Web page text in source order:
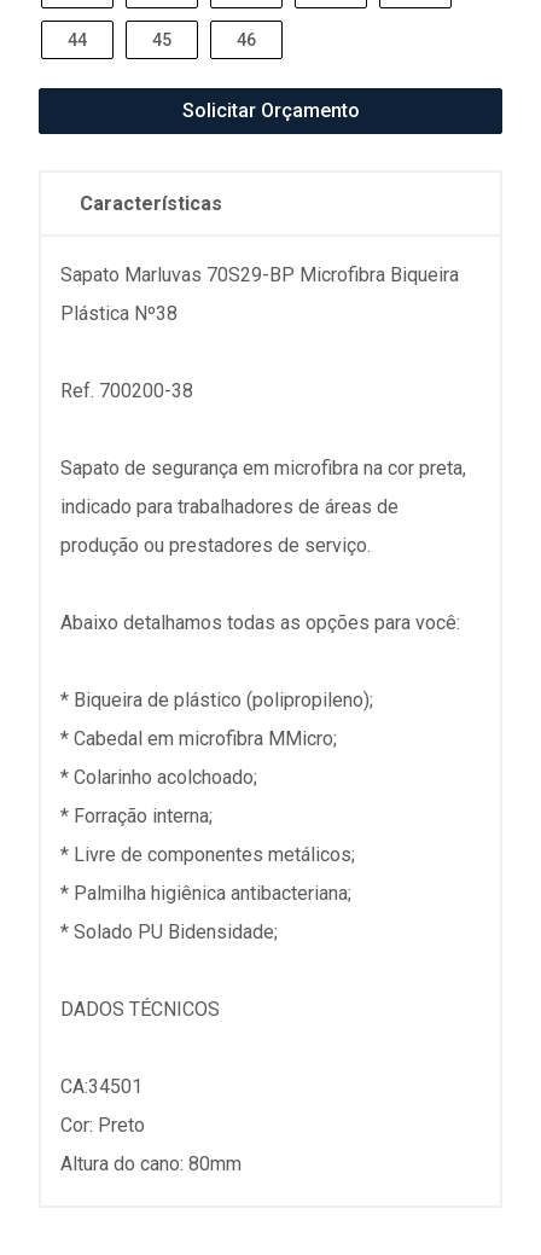
44 45 46
Solicitar Orçamento
Características
Sapato Marluvas 70S29-BP Microfibra Biqueira
Plástica Nº38
Ref. 700200-38
Sapato de segurança em microfibra na cor preta,
indicado para trabalhadores de áreas de
produção ou prestadores de serviço.
Abaixo detalhamos todas as opções para você:
* Biqueira de plástico (polipropileno);
* Cabedal em microfibra MMicro;
* Colarinho acolchoado;
* Forração interna;
* Livre de componentes metálicos;
* Palmilha higiênica antibacteriana;
* Solado PU Bidensidade;
DADOS TÉCNICOS
CA:34501
Cor: Preto
Altura do cano: 80mm